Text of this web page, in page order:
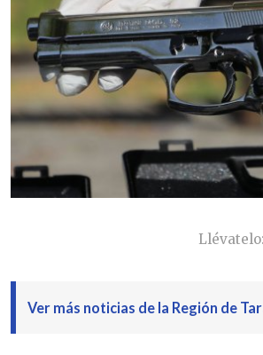
Llévatelo:
Ver más noticias de la Región de